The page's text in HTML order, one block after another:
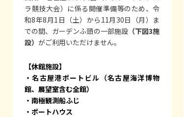
ラ競技大会）に係る開催準備等のため、令
和8年8月1日（土）から11月30日（月）ま
での間、ガーデンふ頭の一部施設（下図3施
設） がご利用いただけません。
【休館施設】
・名古屋港ポートビル（名古屋海洋博物
館、展望室含む全館）
・南極観測船ふじ
・ポートハウス